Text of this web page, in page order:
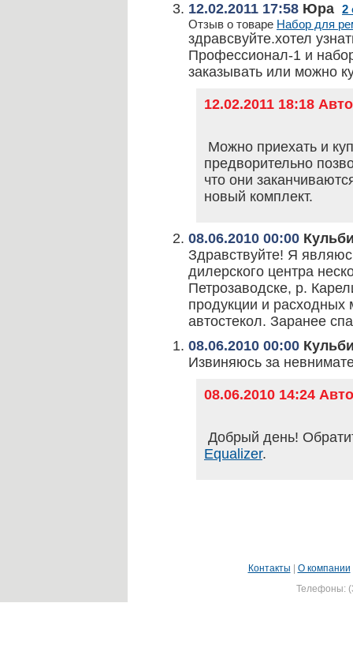
12.02.2011 17:58 Юра 2
Отзыв о товаре Набор для
здравсвуйте.хотел
Профессионал-1 и
заказывать или можно
12.02.2011 18:18
Можно приехать и
предворительно
что они
новый комплект.
08.06.2010 00:00
Здравствуйте! Я
дилерского центра
Петрозаводске, р.
продукции и расходных
автостекол. Заранее
08.06.2010 00:00
Извиняюсь за
08.06.2010 14:24
Добрый день!
Equalizer.
Контакты О компании
Телефоны: